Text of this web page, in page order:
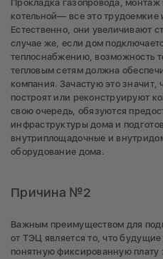
Прокладка газопровода,
котельной— все это трудоемкие
Естественно, они увеличивают
случае же, если дом
теплоснабжению, возможность
тепловым сетям должна
компания. Зачастую это значит,
построят или реконструируют
свою очередь, обязуются
инфраструктуры дома и
внутриплощадочные и
оборудование дома.
Причина №2
Важным преимуществом для
от ТЭЦ является то, что
понятную фиксированную плату